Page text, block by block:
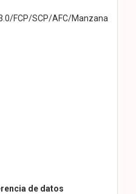
FCP/SCP/AFC/Manzana
de datos